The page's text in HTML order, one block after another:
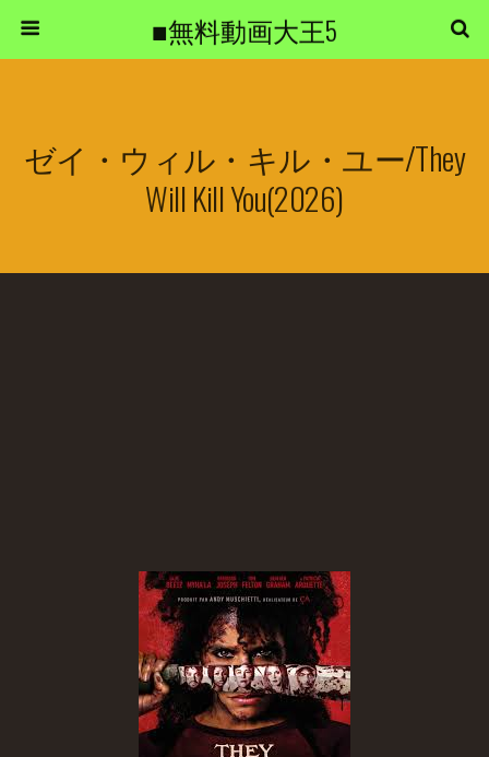
■無料動画大王5
ゼイ・ウィル・キル・ユー/They
Will Kill You(2026)